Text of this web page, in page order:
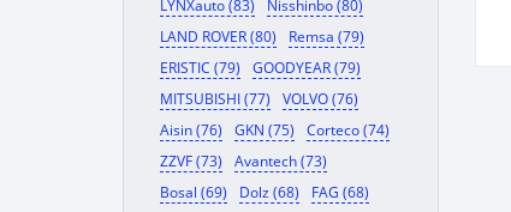
LYNXauto (83)
Nisshinbo (80)
LAND ROVER (80)
Remsa (79)
ERISTIC (79)
GOODYEAR (79)
MITSUBISHI (77)
VOLVO (76)
Aisin (76)
GKN (75)
Corteco (74)
ZZVF (73)
Avantech (73)
Bosal (69)
Dolz (68)
FAG (68)